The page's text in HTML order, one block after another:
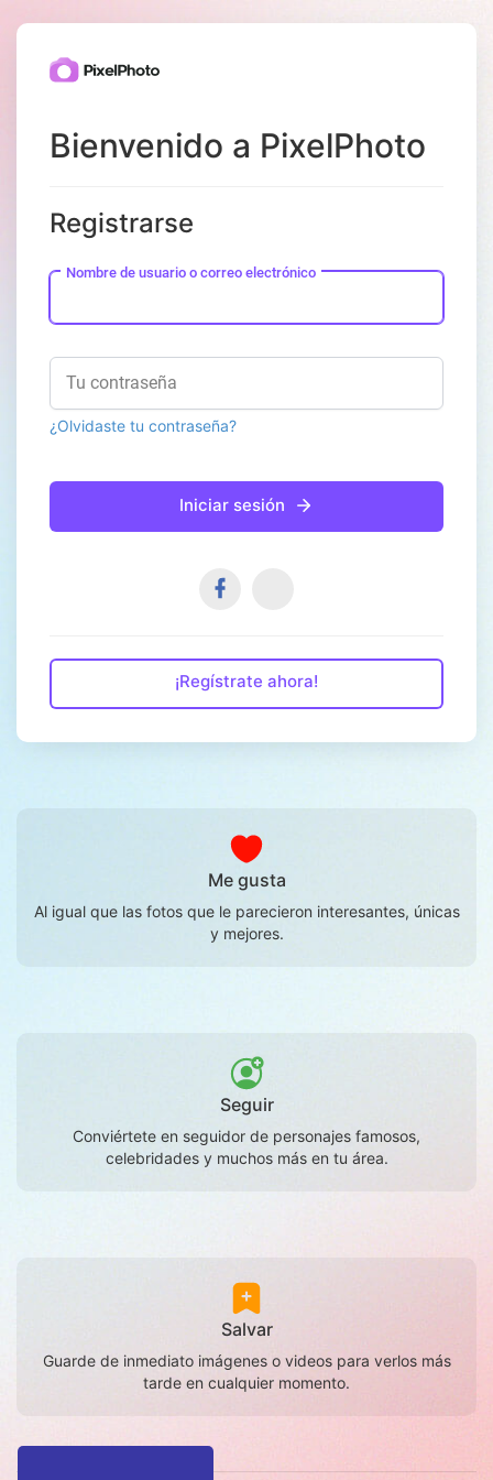
Bienvenido a PixelPhoto
Registrarse
Nombre de usuario o correo electrónico
Tu contraseña
¿Olvidaste tu contraseña?
Iniciar sesión
¡Regístrate ahora!
Me gusta
Al igual que las fotos que le parecieron interesantes, únicas
y mejores.
Seguir
Conviértete en seguidor de personajes famosos,
celebridades y muchos más en tu área.
Salvar
Guarde de inmediato imágenes o videos para verlos más
tarde en cualquier momento.